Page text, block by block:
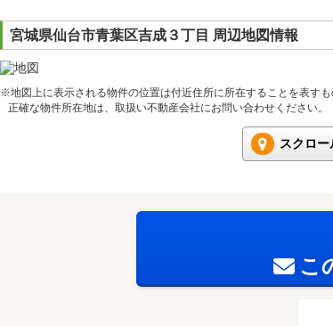
宮城県仙台市青葉区吉成３丁目 周辺地図情報
※地図上に表示される物件の位置は付近住所に所在することを表す
正確な物件所在地は、取扱い不動産会社にお問い合わせください。
スクロ
こ